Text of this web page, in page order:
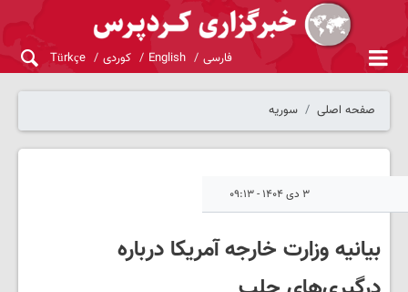
فارسی English کوردی Türkçe
صفحه اصلی سوریه
۳ دی ۱۴۰۴ - ۰۹:۱۳
بیانیه وزارت خارجه آمریکا درباره